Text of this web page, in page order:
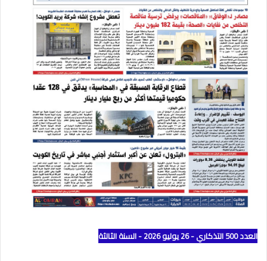
العدد 500 التذكاري - 26 يوليو 2026 - السنة الثالثة